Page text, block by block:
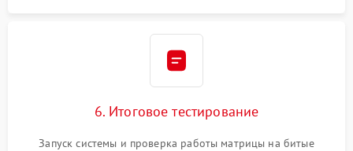
6. Итоговое тестирование
Запуск системы и проверка работы матрицы на битые